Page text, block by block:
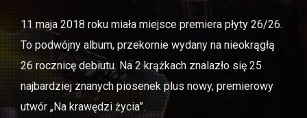
11 maja 2018 roku miała miejsce premiera płyty 26/26.
To podwójny album, przekornie wydany na nieokrągłą
26 rocznicę debiutu. Na 2 krążkach znalazło się 25
najbardziej znanych piosenek plus nowy, premierowy
utwór „Na krawędzi życia”.